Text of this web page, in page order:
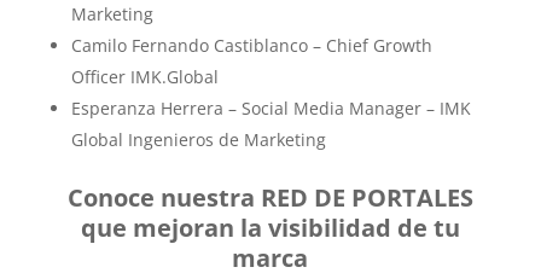
Marketing
Camilo Fernando Castiblanco – Chief Growth
Officer IMK.Global
Esperanza Herrera – Social Media Manager – IMK
Global Ingenieros de Marketing
Conoce nuestra RED DE PORTALES
que mejoran la visibilidad de tu
marca